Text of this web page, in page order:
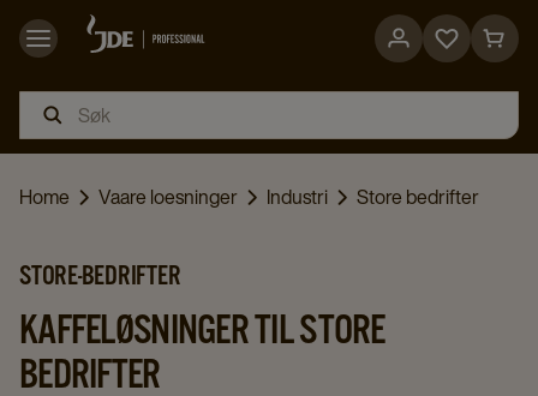
Go
page
Go
page
Home Vaare loesninger Industri Store bedrifter
STORE-BEDRIFTER
KAFFELØSNINGER TIL STORE
BEDRIFTER